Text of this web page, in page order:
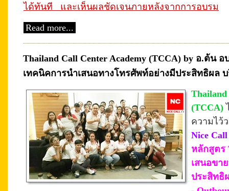
ได้ทันที และเห็นผลชัดเจนภายหลังจากการอบรม
Read more...
Thailand Call Center Academy (TCCA) by อ.ต้น อ
เทคนิคการนำเสนอทางโทรศัพท์อย่างมีประสิทธิผล
Thailand
(TCCA)
ความไว้
Nice
หลักสูตร
เสนอขา
ประสิทธิ